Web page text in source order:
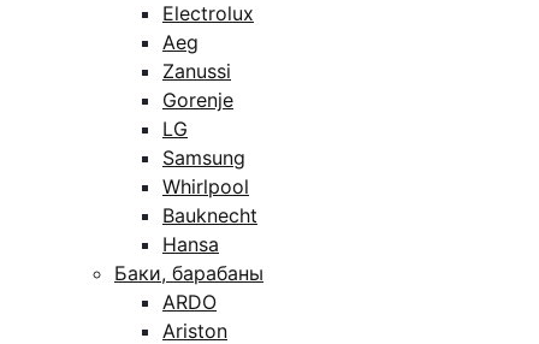
Electrolux
Aeg
Zanussi
Gorenje
LG
Samsung
Whirlpool
Bauknecht
Hansa
Баки, барабаны
ARDO
Ariston